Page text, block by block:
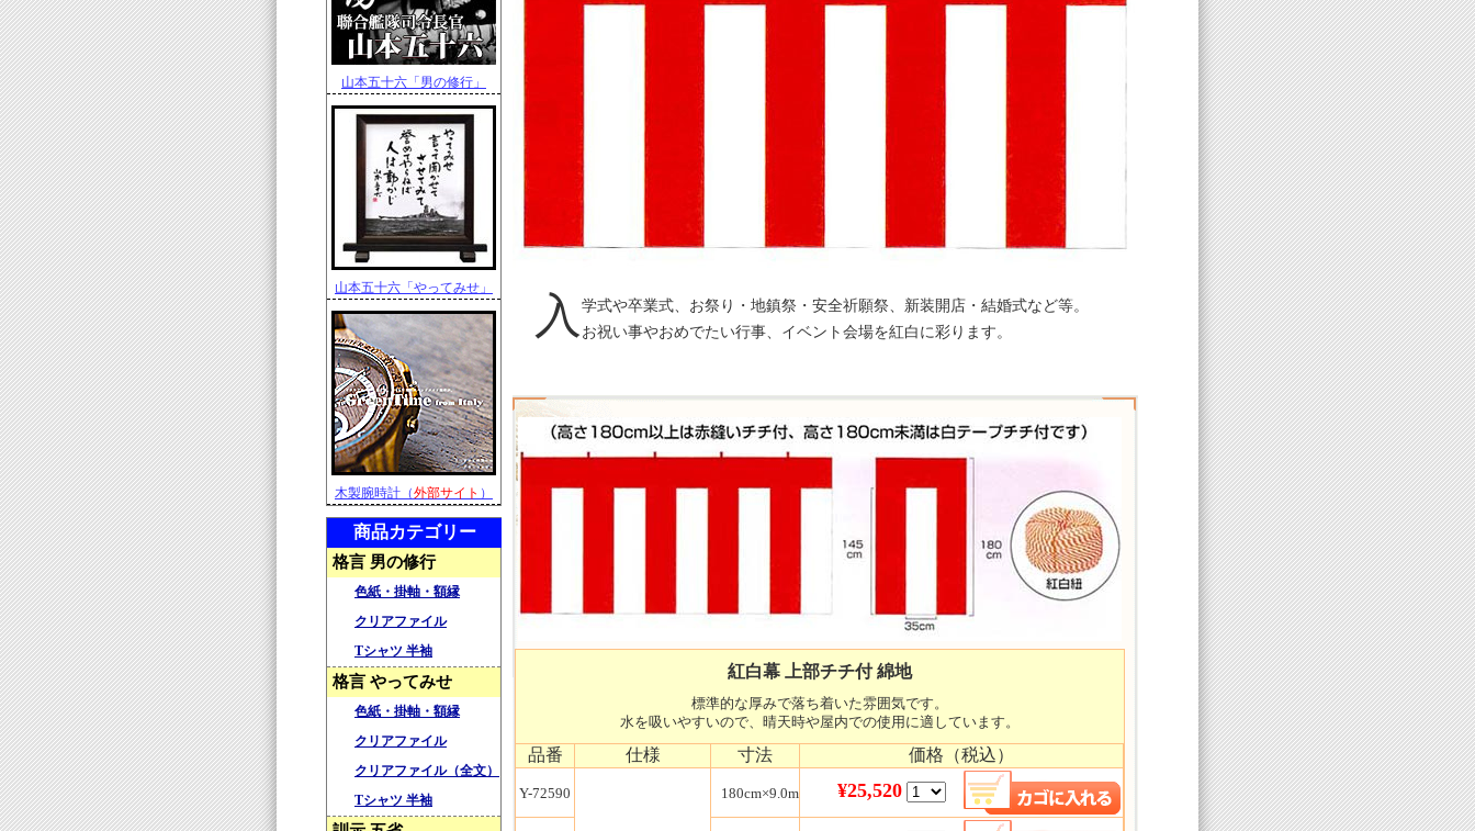
山本五十六「男の修行」
山本五十六「やってみせ」
木製腕時計（外部サイト ）
商品カテゴリー
格言 男の修行
色紙・掛軸・額縁
クリアファイル
Tシャツ 半袖
格言 やってみせ
色紙・掛軸・額縁
クリアファイル
クリアファイル（全文）
Tシャツ 半袖
入 学式や卒業式、お祭り・地鎮祭・安全祈願祭、新装開店・結婚式など等。
お祝い事やおめでたい行事、イベント会場を紅白に彩ります。
紅白幕 上部チチ付 綿地
標準的な厚みで落ち着いた雰囲気です。
水を吸いやすいので、晴天時や屋内での使用に適しています。
品番 仕様 寸法 価格（税込）
Y-72590 180cm×9.0m ¥25,520